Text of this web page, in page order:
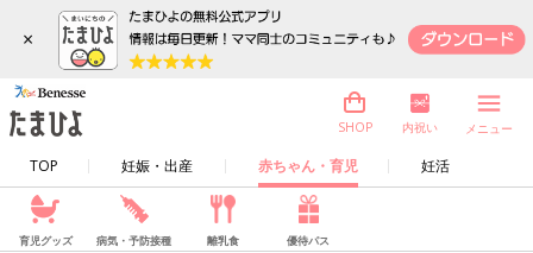
×
TOP 妊娠・出産 赤ちゃん・育児 妊活
SHOP 内祝い メニュー
育児グッズ 病気・予防接種 離乳食 優待パス